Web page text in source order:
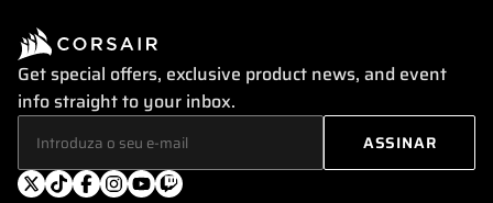
Get special offers, exclusive product news, and event
info straight to your inbox.